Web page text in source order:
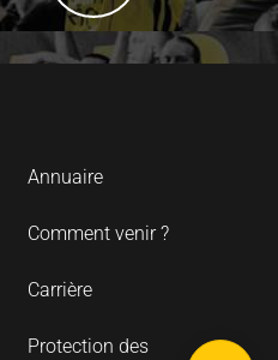
Carte
Annuaire
Comment venir ?
Carrière
Protection des